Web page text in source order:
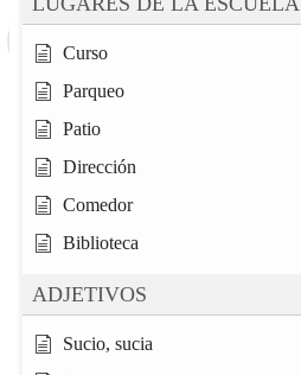
Curso
Parqueo
Patio
Dirección
Comedor
Biblioteca
ADJETIVOS
Sucio, sucia